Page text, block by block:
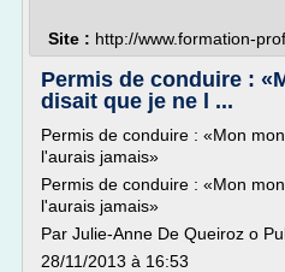
Site : http://www.formation-
Permis de conduire :
disait que je ne l ...
Permis de conduire : «Mon
l'aurais jamais»
Permis de conduire : «Mon
l'aurais jamais»
Par Julie-Anne De Queiroz o
28/11/2013 à 16:53